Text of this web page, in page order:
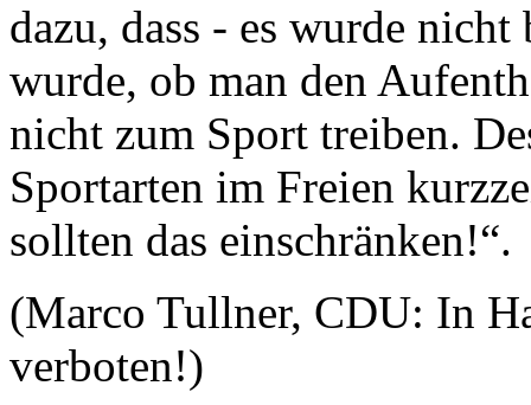
dazu, dass - es wurde
wurde, ob man den
nicht zum Sport treiben.
Sportarten im Freien
sollten das einschränken!“.
(Marco Tullner, CDU: In
verboten!)